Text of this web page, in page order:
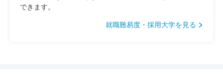
できます。
就職難易度・採用大学を見る